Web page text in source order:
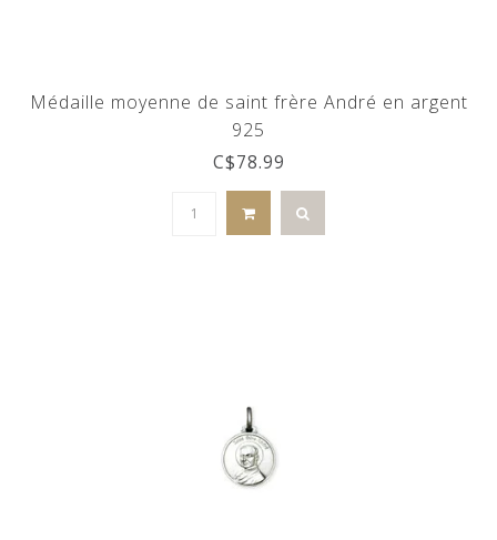
Médaille moyenne de saint frère André en argent
925
C$78.99